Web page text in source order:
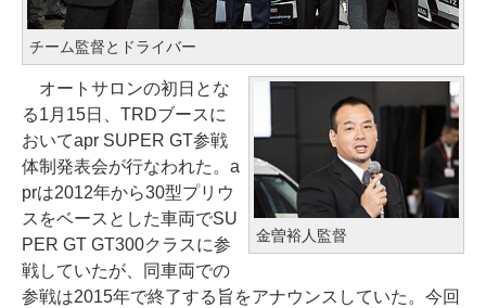
チーム監督とドライバー
金曽裕人監督
オートサロンの初日とな
る1月15日、TRDブースに
おいてapr SUPER GT参戦
体制発表会が行なわれた。a
prは2012年から30型プリウ
スをベースとした車両でSU
PER GT GT300クラスに参
戦していたが、同車両での
参戦は2015年で終了する旨をアナウンスしていた。今回